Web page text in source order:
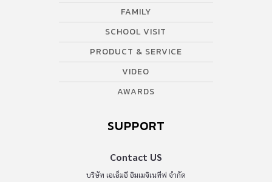
FAMILY
SCHOOL VISIT
PRODUCT & SERVICE
VIDEO
AWARDS
SUPPORT
Contact US
บริษัท เอเอ็มอี อิมเมจิเนทีฟ จำกัด